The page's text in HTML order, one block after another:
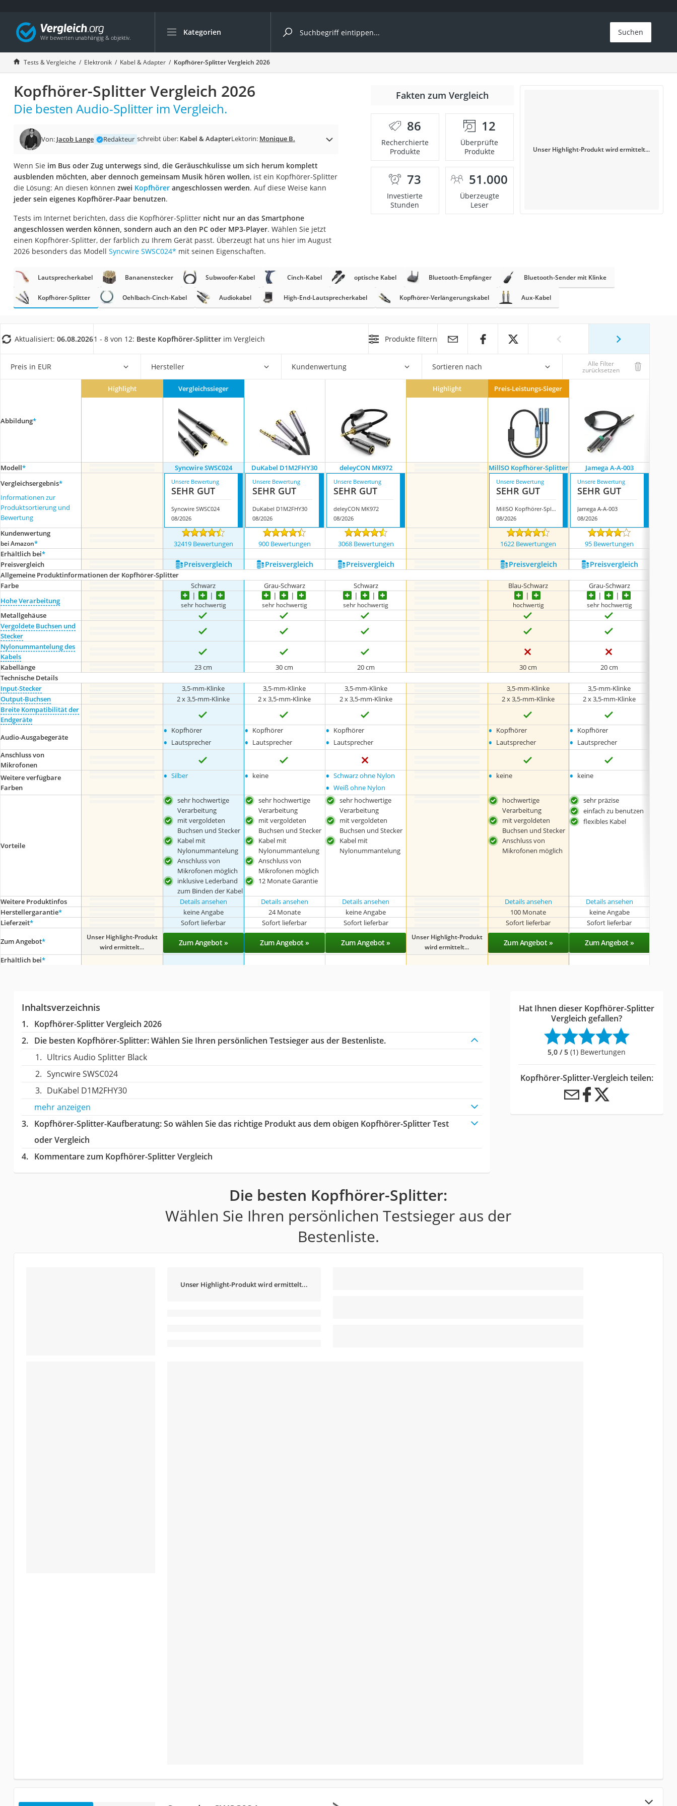
Kategorien
Die beliebtesten Vergleiche nach Kategorie
Elektronik
Powerstation
Monitor 32 Zoll 4K
Fernseher
Desktop-PC
Diascanner
Laser-Multifunktionsdrucker
Powerline-Adapter
Powerstation mit Solarpanel
Gaming-PC
Soundbar
Satellitenschüssel
Gaming-Headset
Ladekabel Typ 2 Schuko
Lichtwecker
Acer Aspire
Service
Suchen
Tests & Vergleiche Elektronik Kabel & Adapter Kopfhörer-Splitter Vergleich 2026
Kopfhörer-Splitter Vergleich 2026
Die besten Audio-Splitter im Vergleich.
Von: Jacob Lange Redakteur schreibt über: Kabel & AdapterLektorin: Monique B.
Wenn Sie im Bus oder Zug unterwegs sind, die Geräuschkulisse um sich herum komplett
ausblenden möchten, aber dennoch gemeinsam Musik hören wollen, ist ein Kopfhörer-Splitter
die Lösung: An diesen können zwei Kopfhörerangeschlossen werden. Auf diese Weise kann
jeder sein eigenes Kopfhörer-Paar benutzen.
Tests im Internet berichten, dass die Kopfhörer-Splitter nicht nur an das Smartphone
angeschlossen werden können, sondern auch an den PC oder MP3-Player. Wählen Sie jetzt
einen Kopfhörer-Splitter, der farblich zu Ihrem Gerät passt. Überzeugt hat uns hier im August
2026 besonders das Modell Syncwire SWSC024* mit seinen Eigenschaften.
Fakten zum Vergleich
86
Recherchierte
Produkte
12
Überprüfte
Produkte
73
Investierte
Stunden
51.000
Überzeugte
Leser
Unser Highlight-Produkt wird ermittelt...
Lautsprecherkabel Bananenstecker Subwoofer-Kabel Cinch-Kabel optische Kabel Bluetooth-Empfänger Bluetooth-Sender mit Klinke
Kopfhörer-Splitter Oehlbach-Cinch-Kabel Audiokabel High-End-Lautsprecherkabel Kopfhörer-Verlängerungskabel Aux-Kabel
Aktualisiert: 06.08.20261 - 8 von 12: Beste Kopfhörer-Splitter im Vergleich Produkte filtern
Preis in EUR Hersteller Kundenwertung Sortieren nach Alle Filter
zurücksetzen
Abbildung*
Highlight Vergleichssieger Highlight Preis-Leistungs-Sieger
Modell* Syncwire SWSC024 DuKabel D1M2FHY30 deleyCON MK972 MillSO Kopfhörer-Splitter Jamega A-A-003
Vergleichsergebnis*
Informationen zur
Produktsortierung und
Bewertung
Unsere Bewertung
SEHR GUT
Syncwire SWSC024
08/2026
Unsere Bewertung
SEHR GUT
DuKabel D1M2FHY30
08/2026
Unsere Bewertung
SEHR GUT
deleyCON MK972
08/2026
Unsere Bewertung
SEHR GUT
MillSO Kopfhörer-Splitter
08/2026
Unsere Bewertung
SEHR GUT
Jamega A-A-003
08/2026
Kundenwertung
bei Amazon* 32419 Bewertungen 900 Bewertungen 3068 Bewertungen 1622 Bewertungen 95 Bewertungen
Erhältlich bei*
Preis­vergleich
Preis­vergleich Preis­vergleich Preis­vergleich Preis­vergleich Preis­vergleich
Allgemeine Produktinformationen der Kopfhörer-Splitter
Farbe
Schwarz Grau-Schwarz Schwarz Blau-Schwarz Grau-Schwarz
Hohe Verarbeitung
sehr hochwertig sehr hochwertig sehr hochwertig hochwertig sehr hochwertig
Metallgehäuse
Vergoldete Buchsen und
Stecker
Nylonummantelung des
Kabels
Kabellänge
23 cm 30 cm 20 cm 30 cm
20 cm
Technische Details
Input-Stecker
3,5-mm-Klinke 3,5-mm-Klinke 3,5-mm-Klinke 3,5-mm-Klinke 3,5-mm-Klinke
Output-Buchsen
2 x 3,5-mm-Klinke 2 x 3,5-mm-Klinke 2 x 3,5-mm-Klinke 2 x 3,5-mm-Klinke 2 x 3,5-mm-Klinke
Breite Kompatibilität der
Endgeräte
Audio-Ausgabegeräte
• Kopfhörer
• Lautsprecher
• Kopfhörer
• Lautsprecher
• Kopfhörer
• Lautsprecher
• Kopfhörer
• Lautsprecher
• Kopfhörer
• Lautsprecher
Anschluss von
Mikrofonen
Weitere verfügbare
Farben
• Silber • keine • Schwarz ohne Nylon
• Weiß ohne Nylon
• keine • keine
Vorteile
sehr hochwertige
Verarbeitung
mit vergoldeten
Buchsen und Stecker
Kabel mit
Nylonummantelung
Anschluss von
Mikrofonen möglich
inklusive Lederband
zum Binden der Kabel
sehr hochwertige
Verarbeitung
mit vergoldeten
Buchsen und Stecker
Kabel mit
Nylonummantelung
Anschluss von
Mikrofonen möglich
12 Monate Garantie
sehr hochwertige
Verarbeitung
mit vergoldeten
Buchsen und Stecker
Kabel mit
Nylonummantelung
hochwertige
Verarbeitung
mit vergoldeten
Buchsen und Stecker
Anschluss von
Mikrofonen möglich
sehr präzise
einfach zu benutzen
flexibles Kabel
Weitere Produktinfos Details ansehen Details ansehen Details ansehen Details ansehen Details ansehen
Herstellergarantie* keine Angabe 24 Monate keine Angabe 100 Monate keine Angabe
Lieferzeit* Sofort lieferbar Sofort lieferbar Sofort lieferbar Sofort lieferbar Sofort lieferbar
Zum Angebot*
Unser Highlight-Produkt
wird ermittelt...
Zum Angebot » Zum Angebot » Zum Angebot »
Unser Highlight-Produkt
wird ermittelt...
Zum Angebot » Zum Angebot »
Erhältlich bei*
Inhaltsverzeichnis
Kopfhörer-Splitter Vergleich 2026
Die besten Kopfhörer-Splitter:Wählen Sie Ihren persönlichen Testsieger aus der Bestenliste.
Ultrics Audio Splitter Black
Syncwire SWSC024
DuKabel D1M2FHY30
mehr anzeigen
Kopfhörer-Splitter-Kaufberatung: So wählen Sie das richtige Produkt aus dem obigen Kopfhörer-Splitter Test
oder Vergleich
Kommentare zum Kopfhörer-Splitter Vergleich
Hat Ihnen dieser Kopfhörer-Splitter
Vergleich gefallen?
5,0 / 5 (1) Bewertungen
Kopfhörer-Splitter-Vergleich teilen:
Die besten Kopfhörer-Splitter:
Wählen Sie Ihren persönlichen Testsieger aus der
Bestenliste.
Unser Highlight-Produkt wird ermittelt...